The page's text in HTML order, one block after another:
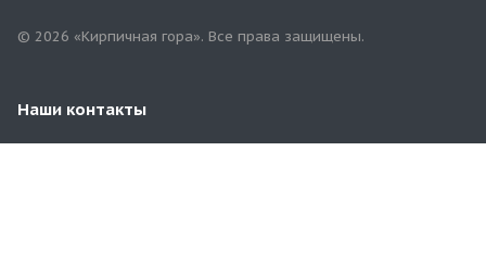
© 2026 «Кирпичная гора». Все права защищены.
Наши контакты
8 (83547) 2-21-08